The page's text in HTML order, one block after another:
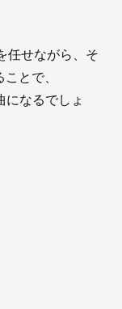
任せながら、そ
とで、
になるでしょ